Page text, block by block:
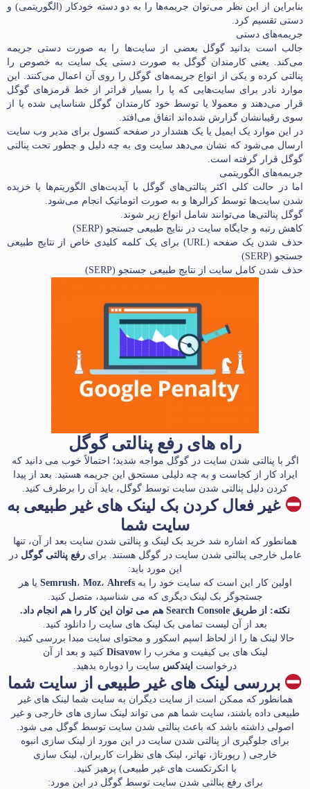
بنابراین از این نظر می‌توان جریمه‌ها را به دو دسته خودکار (الگوریتمی) و
دستی تقسیم کرد.
جریمه‌های دستی
جالب است بدانید گوگل بعضی از سایت‌ها را به صورت دستی جریمه
می‌کند. یعنی کارمندان گوگل به صورت دستی یک سایت به خصوص را
پنالتی کرده و یکی از انواع جریمه‌های گوگل را روی آن اعمال می‌کنند. این
موارد نادر برای سایت‌هایی که پا را بسیار فراتر از خط قرمزهای گوگل
قرار می‌دهند و معمولا یا توسط خود کارمندان گوگل شناسایی شده یا از
سوی رقیبانشان گزارش شده‌‌اند اتفاق می‌افتد.
در این موارد یک ایمیل یا یک هشدار در صفحه کنسول برای مدیر وب سایت
ارسال می‌شود که نشان می‌دهد سایت وی به چه دلیل و چطور تحت پنالتی
گوگل قرار گرفته است.
جریمه‌های الگوریتمی
اما در حالت کلی اکثر پنالتی‌های گوگل با آپدیت‌های الگوریتم‌ها یا خزیده
شدن سایت‌ها توسط کرالرها و به صورت اتوماتیک انجام می‌شود.
گوگل پنالتی‌ها می‌توانند شامل انواع زیر شوند.
کاهش رتبه و جایگاه سایت در نتایج طبیعی جستجو (SERP)
حذف شدن یک صفحه (URL) برای یک کلمه کلیدی خاص از نتایج طبیعی
جستجو (SERP)
حذف شدن کامل سایت از نتایج طبیعی جستجو (SERP)
راه های رفع پنالتی گوگل
اگر با پنالتی شدن سایت در گوگل مواجه شدید؛ احتمالاً خوب می دانید که
ایراد کار از کجاست و به چه دلیلی مستحق این جریمه هستید. بعد از پیدا
کردن دلیل پنالتی شدن سایت توسط گوگل، باید آن را برطرف کنید.
غیر فعال کردن بک لینک های غیر طبیعی به
سایت شما
همانطور که اشاره شد خرید بک لینک و پنالتی شدن سایت بعد از آن، تنها
عامل خارجی پنالتی شدن سایت در گوگل هستند. برایرفع پنالتی گوگل در
این مورد باید:
اولین کار این است که سایت خود را به
Semrush، Moz، Ahrefs
یا هر
جستجوگر بک لینک دیگری که می شناسید، متصل کنید.
نکته: از طریق Search Console هم می توان این کار را هم انجام داد.
بعد از آن لیست تمامی بک لینک های سایت را دانلود کنید.
حالا لینک ها را از لحاظ اسپم اسکور و محتوای سایت مبدا بررسی کنید.
لینک های بی کیفیت و مخرب راDisavow کنید و بعد از آن
درخواست ایندکس سایت را دوباره بدهید.
بررسی لینک های غیر طبیعی از سایت شما
همانطور که ممکن است از سایت دیگران به سایت شما لینک های غیر
طبیعی داده باشند، سایت شما هم می تواند لینک سازی های خارجی و غیر
اصولی داشته باشد که باعث پنالتی شدن سایت توسط گوگل می شود.
برای جلوگیری از پنالتی شدن سایت در این مورد از لینک سازی انبوه
خارجی ( رپورتاژ، تهاتر، لینک های نظرات کاربران، لینک سازی
با انکرتکست های غیر طبیعی) پرهیز کنید.
برای رفع پنالتی شدن سایت توسط گوگل در این مورد: